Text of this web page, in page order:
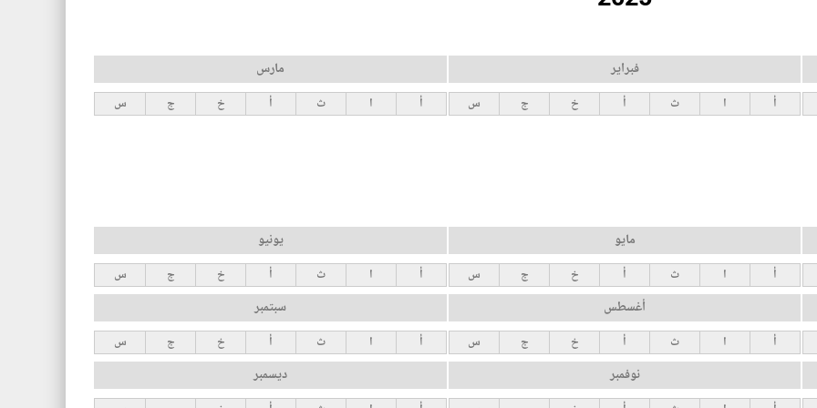
فبراير
أ ا ث أ خ ج س
مارس
أ ا ث أ خ ج س
مايو
أ ا ث أ خ ج س
يونيو
أ ا ث أ خ ج س
أغسطس
أ ا ث أ خ ج س
سبتمبر
أ ا ث أ خ ج س
نوفمبر ديسمبر